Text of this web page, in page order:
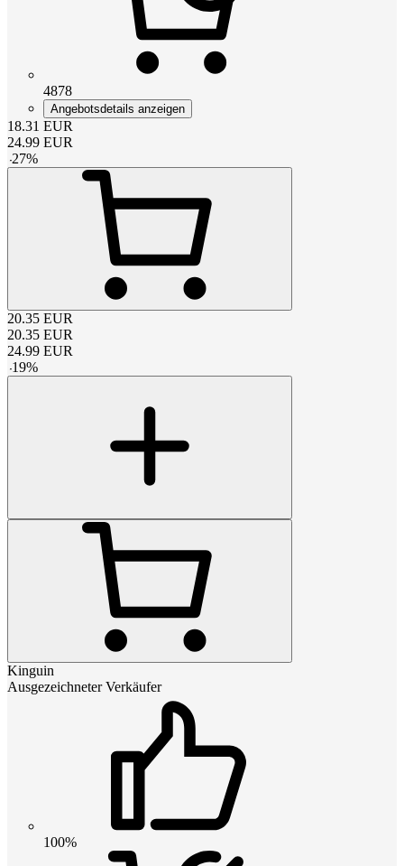
4878
Angebotsdetails anzeigen
18.31 EUR
24.99 EUR
-27%
20.35 EUR
20.35 EUR
24.99 EUR
-19%
Kinguin
Ausgezeichneter Verkäufer
100%